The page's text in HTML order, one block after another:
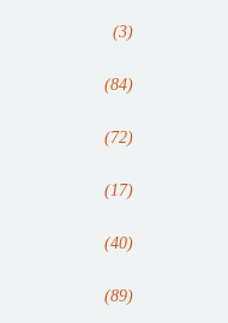
(3)
(84)
(72)
(17)
(40)
(89)